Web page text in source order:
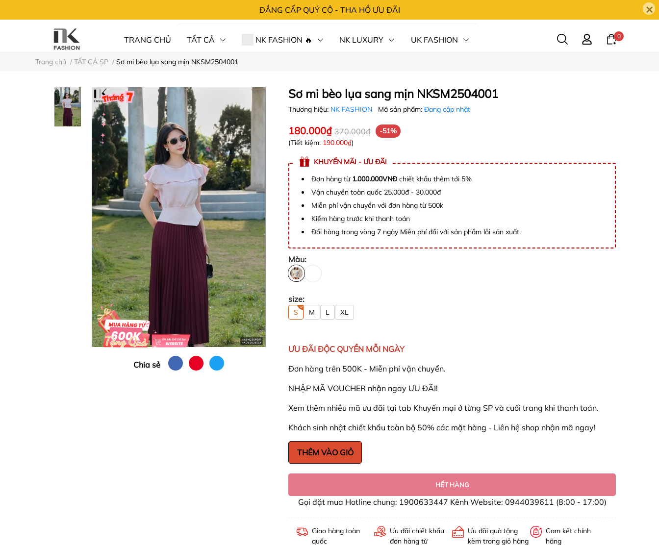
ĐẲNG CẤP QUÝ CÔ - THA HỒ ƯU ĐÃI ×
TRANG CHỦ TẤT CẢ NK FASHION 🔥 NK LUXURY UK FASHION 0
Trang chủ / TẤT CẢ SP / Sơ mi bèo lụa sang mịn NKSM2504001
Chia sẻ
Sơ mi bèo lụa sang mịn NKSM2504001
Thương hiệu: NK FASHION Mã sản phẩm: Đang cập nhật
180.000₫ 370.000₫
-51%
(Tiết kiệm: 190.000₫)
KHUYẾN MÃI - ƯU ĐÃI
Đơn hàng từ 1.000.000VNĐchiết khấu thêm tới 5%
Vận chuyển toàn quốc 25.000đ - 30.000đ
Miễn phí vận chuyển với đơn hàng từ 500k
Kiểm hàng trước khi thanh toán
Đổi hàng trong vòng 7 ngày Miễn phí đổi với sản phẩm lỗi sản xuất.
Màu:
size:
S M L XL
ƯU ĐÃI ĐỘC QUYỀN MỖI NGÀY
Đơn hàng trên 500K - Miễn phí vận chuyển.
NHẬP MÃ VOUCHER nhận ngay ƯU ĐÃI!
Xem thêm nhiều mã ưu đãi tại tab Khuyến mại ở từng SP và cuối trang khi thanh toán.
Khách sinh nhật chiết khấu toàn bộ 50% các mặt hàng - Liên hệ shop nhận mã ngay!
THÊM VÀO GIỎ
HẾT HÀNG
Gọi đặt mua Hotline chung: 1900633447 Kênh Website: 0944039611 (8:00 - 17:00)
Giao hàng toàn
quốc
Ưu đãi chiết khấu
đơn hàng từ
Ưu đãi quà tặng
kèm trong giỏ hàng
Cam kết chính
hãng